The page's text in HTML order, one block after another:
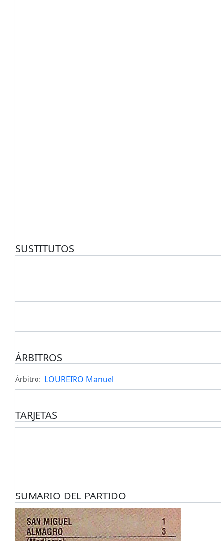
SUSTITUTOS
ÁRBITROS
Árbitro: LOUREIRO Manuel
TARJETAS
SUMARIO DEL PARTIDO